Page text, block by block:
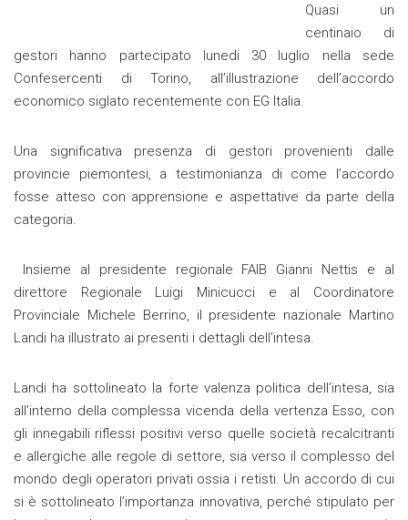
Quasi un
centinaio di
gestori hanno partecipato lunedi 30 luglio nella sede
Confesercenti di Torino, all’illustrazione dell’accordo
economico siglato recentemente con EG Italia.
Una significativa presenza di gestori provenienti dalle
provincie piemontesi, a testimonianza di come l’accordo
fosse atteso con apprensione e aspettative da parte della
categoria.
Insieme al presidente regionale FAIB Gianni Nettis e al
direttore Regionale Luigi Minicucci e al Coordinatore
Provinciale Michele Berrino, il presidente nazionale Martino
Landi ha illustrato ai presenti i dettagli dell’intesa.
Landi ha sottolineato la forte valenza politica dell’intesa, sia
all’interno della complessa vicenda della vertenza Esso, con
gli innegabili riflessi positivi verso quelle società recalcitranti
e allergiche alle regole di settore, sia verso il complesso del
mondo degli operatori privati ossia i retisti. Un accordo di cui
si è sottolineato l’importanza innovativa, perché stipulato per